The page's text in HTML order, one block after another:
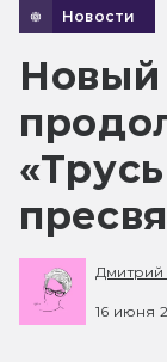
Новости
Новый
Дмитрий
16 июня